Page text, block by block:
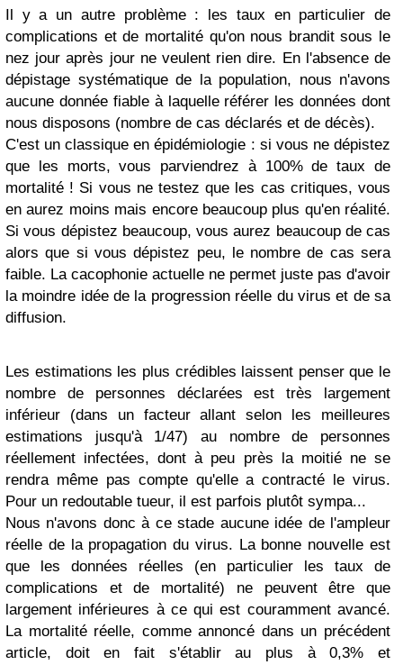
Il y a un autre problème : les taux en particulier de
complications et de mortalité qu'on nous brandit sous le
nez jour après jour ne veulent rien dire. En l'absence de
dépistage systématique de la population, nous n'avons
aucune donnée fiable à laquelle référer les données dont
nous disposons (nombre de cas déclarés et de décès).
C'est un classique en épidémiologie : si vous ne dépistez
que les morts, vous parviendrez à 100% de taux de
mortalité ! Si vous ne testez que les cas critiques, vous
en aurez moins mais encore beaucoup plus qu'en réalité.
Si vous dépistez beaucoup, vous aurez beaucoup de cas
alors que si vous dépistez peu, le nombre de cas sera
faible. La cacophonie actuelle ne permet juste pas d'avoir
la moindre idée de la progression réelle du virus et de sa
diffusion.
Les estimations les plus crédibles laissent penser que le
nombre de personnes déclarées est très largement
inférieur (dans un facteur allant selon les meilleures
estimations jusqu'à 1/47) au nombre de personnes
réellement infectées, dont à peu près la moitié ne se
rendra même pas compte qu'elle a contracté le virus.
Pour un redoutable tueur, il est parfois plutôt sympa...
Nous n'avons donc à ce stade aucune idée de l'ampleur
réelle de la propagation du virus. La bonne nouvelle est
que les données réelles (en particulier les taux de
complications et de mortalité) ne peuvent être que
largement inférieures à ce qui est couramment avancé.
La mortalité réelle, comme annoncé dans un précédent
article, doit en fait s'établir au plus à 0,3% et